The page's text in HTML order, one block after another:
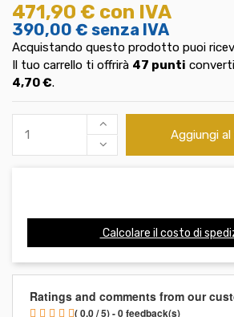
471,90 € con IVA
390,00 € senza IVA
Acquistando questo prodotto puoi
Il tuo carrello ti offrirà 47 punti
4,70 €.
Aggiungi al
Calcolare il costo di
Ratings and comments from our
( 0.0 / 5) - 0 feedback(s)